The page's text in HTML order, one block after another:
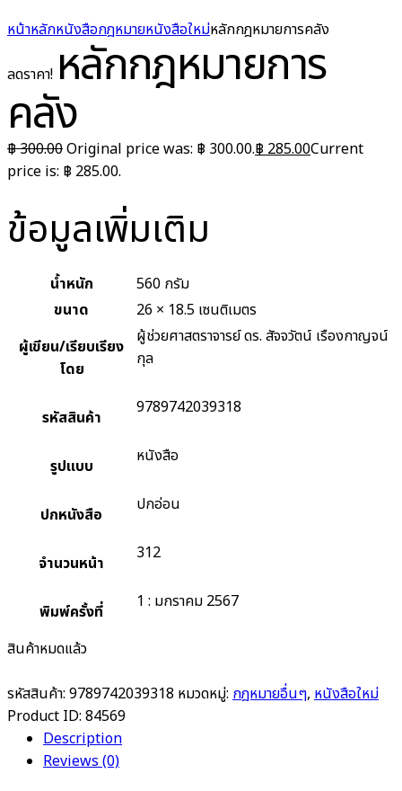
หน้าหลักหนังสือกฎหมายหนังสือใหม่หลักกฎหมายการคลัง
ลดราคา! หลักกฎหมายการ
คลัง
฿300.00Original price was: ฿ 300.00.฿ 285.00Current
price is: ฿ 285.00.
ข้อมูลเพิ่มเติม
น้ำหนัก
560 กรัม
ขนาด
26 × 18.5 เซนติเมตร
ผู้เขียน/เรียบเรียง
โดย
ผู้ช่วยศาสตราจารย์ ดร. สัจจวัตน์ เรืองกาญจน์
กุล
รหัสสินค้า 9789742039318
รูปแบบ หนังสือ
ปกหนังสือ ปกอ่อน
จำนวนหน้า 312
พิมพ์ครั้งที่ 1 : มกราคม 2567
สินค้าหมดแล้ว
รหัสสินค้า: 9789742039318 หมวดหมู่: กฎหมายอื่นๆ, หนังสือใหม่
Product ID: 84569
Description
Reviews (0)